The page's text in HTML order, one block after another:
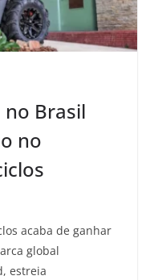
no Brasil
no
acaba de ganhar
global
estreia